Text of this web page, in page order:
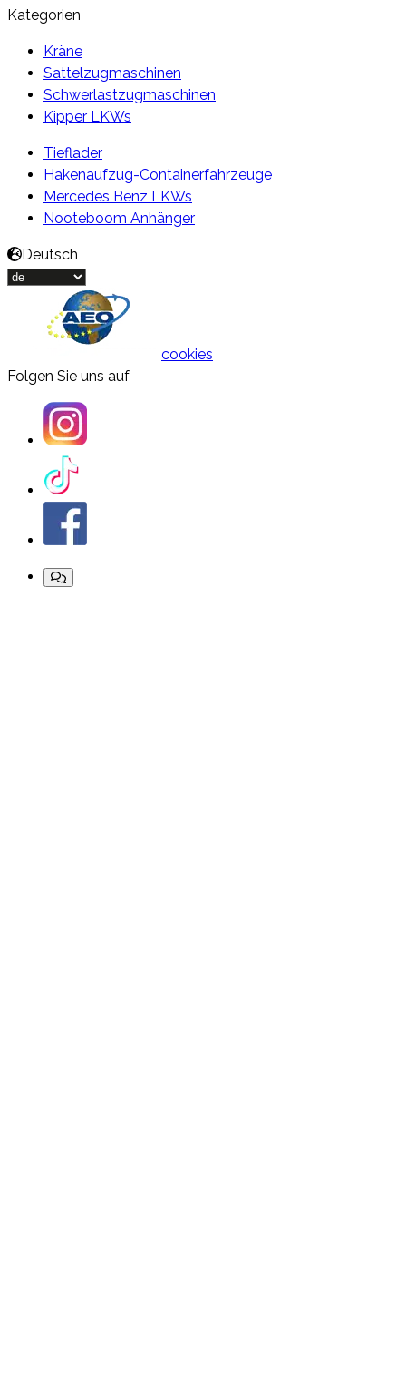
Kategorien
Kräne
Sattelzugmaschinen
Schwerlastzugmaschinen
Kipper LKWs
Tieflader
Hakenaufzug-Containerfahrzeuge
Mercedes Benz LKWs
Nooteboom Anhänger
Deutsch
cookies
Folgen Sie uns auf